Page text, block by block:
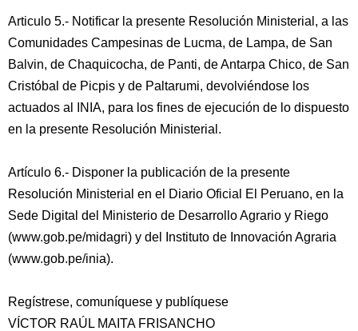
Articulo 5.- Notificar la presente Resolución Ministerial, a las
Comunidades Campesinas de Lucma, de Lampa, de San
Balvin, de Chaquicocha, de Panti, de Antarpa Chico, de San
Cristóbal de Picpis y de Paltarumi, devolviéndose los
actuados al INIA, para los fines de ejecución de lo dispuesto
en la presente Resolución Ministerial.
Artículo 6.- Disponer la publicación de la presente
Resolución Ministerial en el Diario Oficial El Peruano, en la
Sede Digital del Ministerio de Desarrollo Agrario y Riego
(www.gob.pe/midagri) y del Instituto de Innovación Agraria
(www.gob.pe/inia).
Regístrese, comuníquese y publíquese
VÍCTOR RAÚL MAITA FRISANCHO